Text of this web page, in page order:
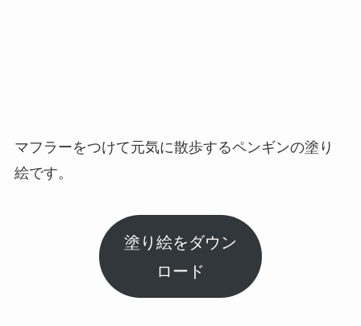
マフラーをつけて元気に散歩するペンギンの塗り
絵です。
塗り絵をダウン
ロード